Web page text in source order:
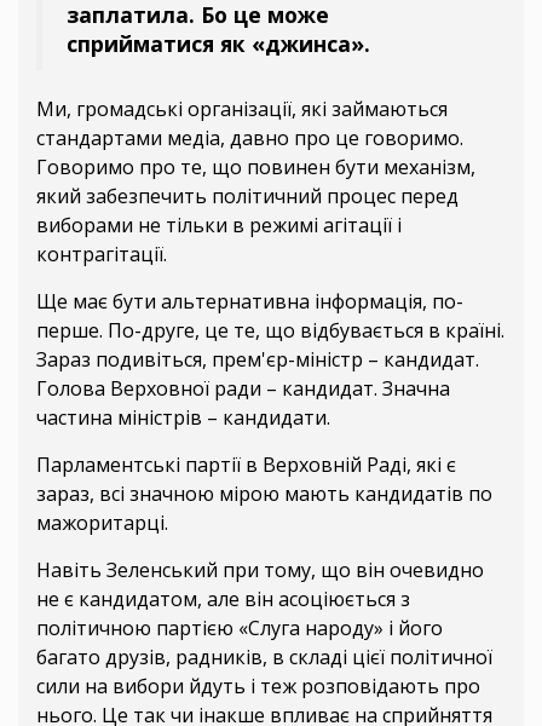
заплатила. Бо це може
сприйматися як «джинса».
Ми, громадські організації, які займаються
стандартами медіа, давно про це говоримо.
Говоримо про те, що повинен бути механізм,
який забезпечить політичний процес перед
виборами не тільки в режимі агітації і
контрагітації.
Ще має бути альтернативна інформація, по-
перше. По-друге, це те, що відбувається в країні.
Зараз подивіться, прем'єр-міністр – кандидат.
Голова Верховної ради – кандидат. Значна
частина міністрів – кандидати.
Парламентські партії в Верховній Раді, які є
зараз, всі значною мірою мають кандидатів по
мажоритарці.
Навіть Зеленський при тому, що він очевидно
не є кандидатом, але він асоціюється з
політичною партією «Слуга народу» і його
багато друзів, радників, в складі цієї політичної
сили на вибори йдуть і теж розповідають про
нього. Це так чи інакше впливає на сприйняття